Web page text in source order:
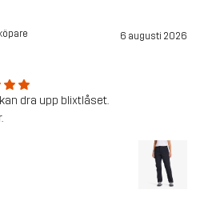
6 augusti 2026
dra upp blixtlåset.